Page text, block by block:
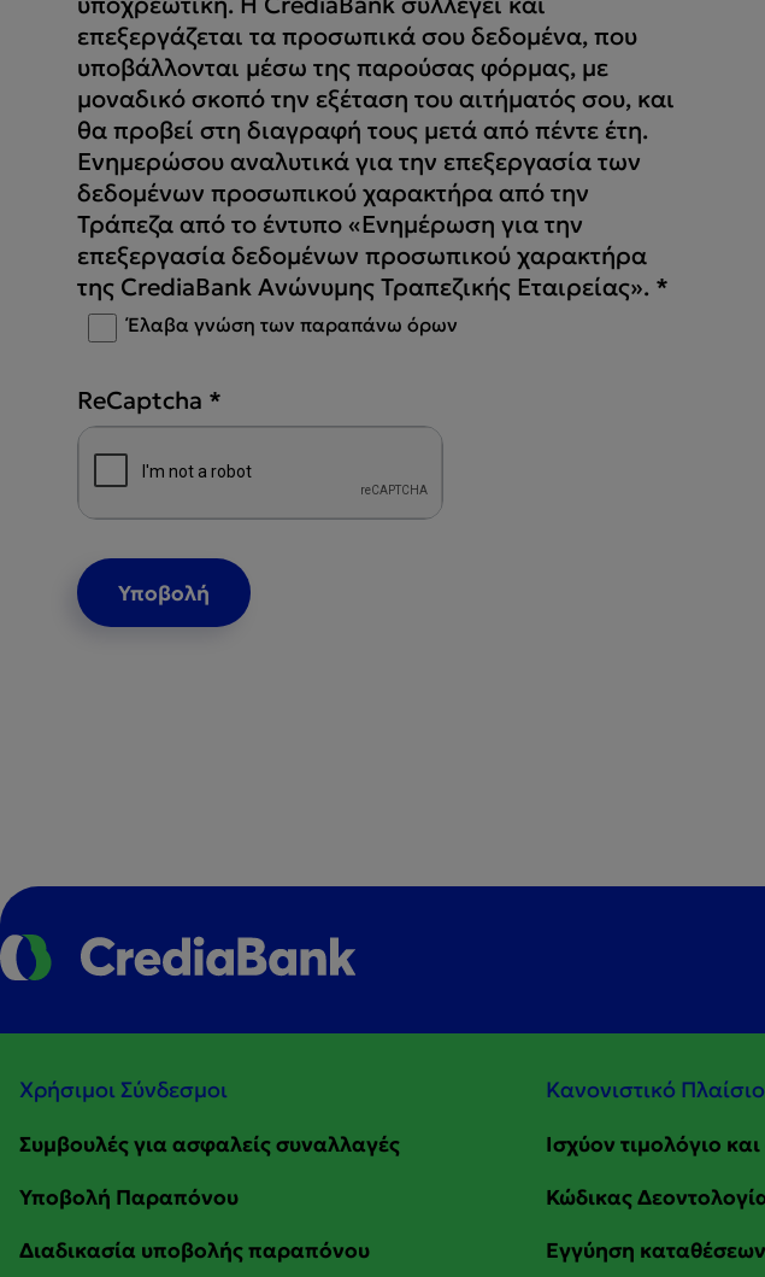
επεξεργάζεται τα προσωπικά σου δεδομένα, που
υποβάλλονται μέσω της παρούσας φόρμας, με
μοναδικό σκοπό την εξέταση του αιτήματός σου, και
θα προβεί στη διαγραφή τους μετά από πέντε έτη.
Ενημερώσου αναλυτικά για την επεξεργασία των
δεδομένων προσωπικού χαρακτήρα από την
Τράπεζα από το έντυπο «Ενημέρωση για την
επεξεργασία δεδομένων προσωπικού χαρακτήρα
της CrediaBank Ανώνυμης Τραπεζικής Εταιρείας». *
Έλαβα γνώση των παραπάνω όρων
ReCaptcha *
Χρήσιμοι Σύνδεσμοι Κανονιστικό Πλαίσιο